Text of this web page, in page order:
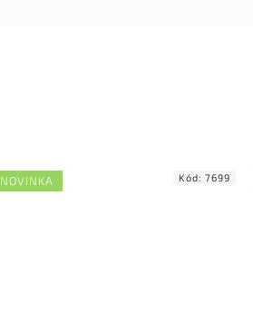
NOVINKA Kód: 7699